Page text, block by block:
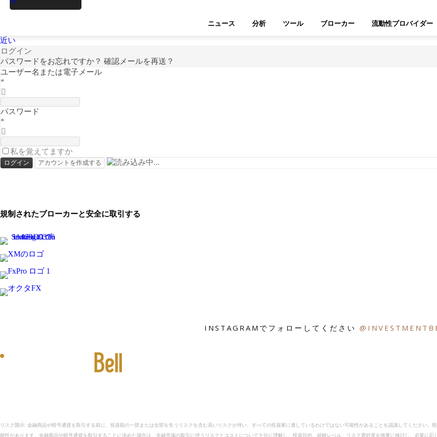
English
Русский
Español
Türkçe
简体中文
Tiếng Việt
Português do Brasil
فارسی
Bahasa Melayu
ニュース 分析 ツール ブローカー 流動性プロバイダー
近い
ログイン
パスワードをお忘れですか？ 確認メールを再送？
ユーザー名または電子メール
*
パスワード
*
私を覚えてますか
規制されたブローカーと安全に取引する
INSTAGRAMでフォローしてください
リスク開示: 金融商品や暗号通貨を取引する前に、投資額の一部または全部を失うリスクを含む高いリスクが伴い、すべての投資家に適しているわけではない可能性があることを認識してください
能性があります。金融商品や暗号通貨を取引することに決めた場合は、金融市場の取引に伴うリスクとコストについて十分に理解し、投資目的、経験レベル、リスク選好度を慎重に検討し、必要に